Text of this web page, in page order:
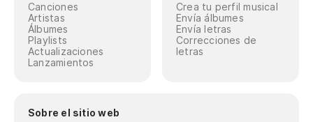
Canciones
Artistas
Álbumes
Playlists
Actualizaciones
Lanzamientos
Crea tu perfil musical
Envía álbumes
Envía letras
Correcciones de
letras
Sobre el sitio web